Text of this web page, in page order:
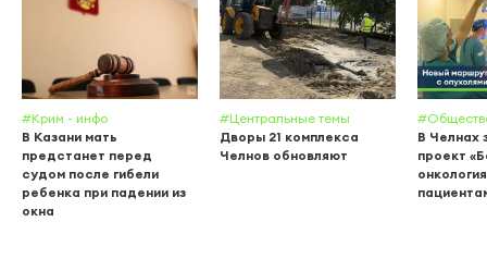
#Крим - инфо
В Казани мать
предстанет перед
судом после гибели
ребенка при падении из
окна
#Центральные темы
Дворы 21 комплекса
Челнов обновляют
В Челнах
проект